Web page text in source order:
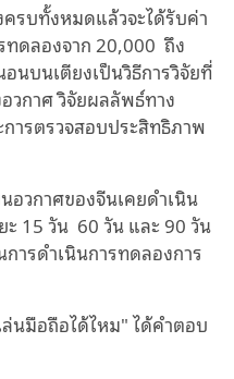
รบทั้งหมดแล้วจะได้รับค่า
ทดลองจาก 20,000 ถึง
นบนเตียงเป็นวิธีการวิจัยที่
วกาศ วิจัยผลลัพธ์ทาง
ารตรวจสอบประสิทธิภาพ
วกาศของจีนเคยดำเนิน
15 วัน 60 วัน และ 90 วัน
ารดำเนินการทดลองการ
ล่นมือถือได้ไหม" ได้คำตอบ